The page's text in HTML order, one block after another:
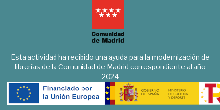
Esta actividad ha recibido una ayuda para la modernización de
librerías de la Comunidad de Madrid correspondiente al año
2024